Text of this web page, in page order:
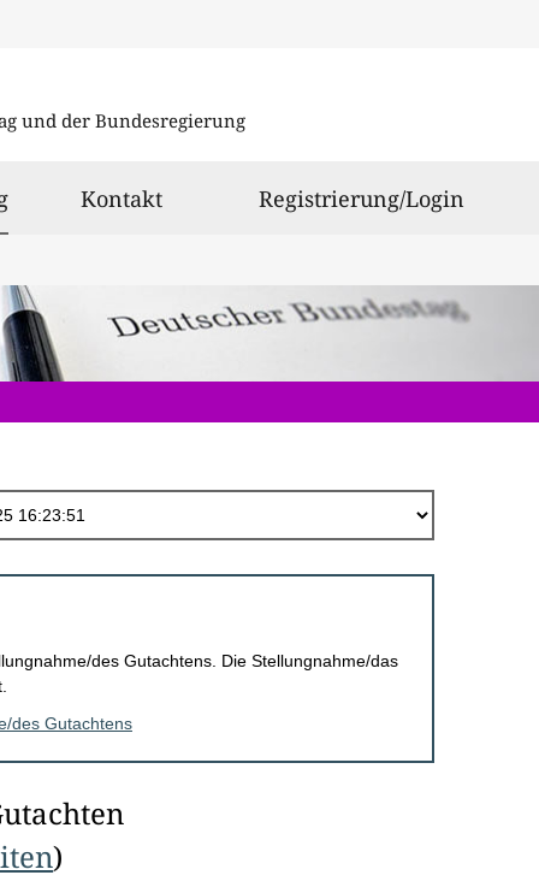
und der Bundesregierung
ausgewählt
Kontakt Registrierung/Login
des Gutachtens. Die Stellungnahme/das
des Gutachtens
)